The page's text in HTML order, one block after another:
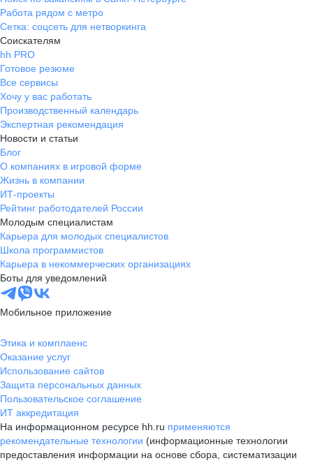
Работа рядом с метро
Сетка: соцсеть для нетворкинга
Соискателям
hh PRO
Готовое резюме
Все сервисы
Хочу у вас работать
Производственный календарь
Экспертная рекомендация
Новости и статьи
Блог
О компаниях в игровой форме
Жизнь в компании
ИТ-проекты
Рейтинг работодателей России
Молодым специалистам
Карьера для молодых специалистов
Школа программистов
Карьера в некоммерческих организациях
Боты для уведомлений
Мобильное приложение
Этика и комплаенс
Оказание услуг
Использование сайтов
Защита персональных данных
Пользовательское соглашение
ИТ аккредитация
На информационном ресурсе hh.ru применяются
рекомендательные технологии (информационные технологии
предоставления информации на основе сбора, систематизации